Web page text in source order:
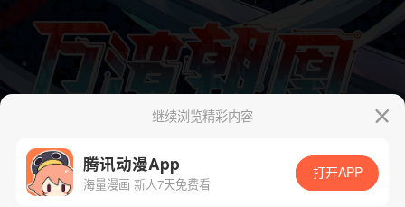
App免费看
下一话 腾漫App免费看
继续浏览精彩内容
腾讯动漫App
海量漫画 新人7天免费看
打开APP